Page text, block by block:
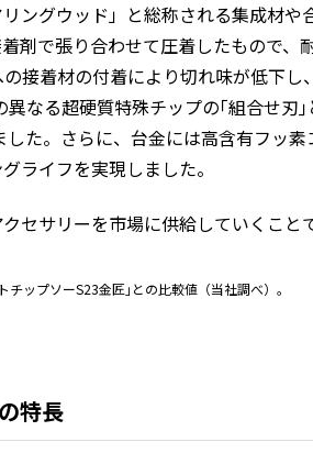
ングウッド」と総称される集成材や
剤で張り合わせて圧着したもので、
接着材の付着により切れ味が低下
なる超硬質特殊チップの｢組合せ刃
した。さらに、台金には高含有フッ
ライフを実現しました。
セサリーを市場に供給していくこ
ップソーS23金匠｣との比較値（当社調べ）。
特長